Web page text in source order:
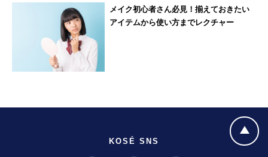
メイク初心者さん必見！揃えておきたい
アイテムから使い方までレクチャー
KOSÉ SNS